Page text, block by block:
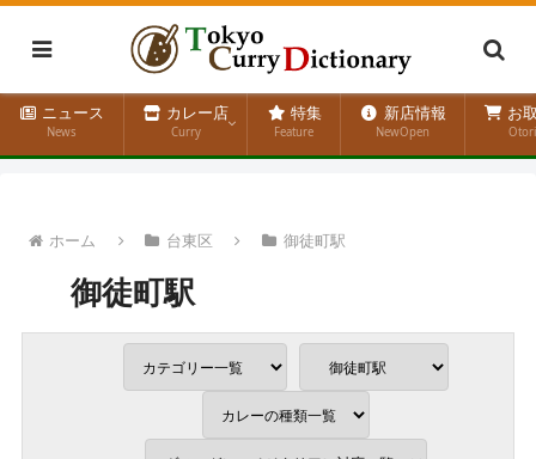
ニュース
News
カレー店
Curry
特集
Feature
新店情報
NewOpen
お
ホーム 台東区 御徒町駅
御徒町駅